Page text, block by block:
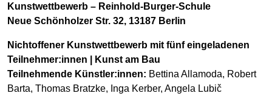
Kunstwettbewerb – Reinhold-Burger-Schule
Neue Schönholzer Str. 32, 13187 Berlin
Nichtoffener Kunstwettbewerb mit fünf eingeladenen
Teilnehmer:innen | Kunst am Bau
Teilnehmende Künstler:innen: Bettina Allamoda, Robert
Barta, Thomas Bratzke, Inga Kerber, Angela Lubič